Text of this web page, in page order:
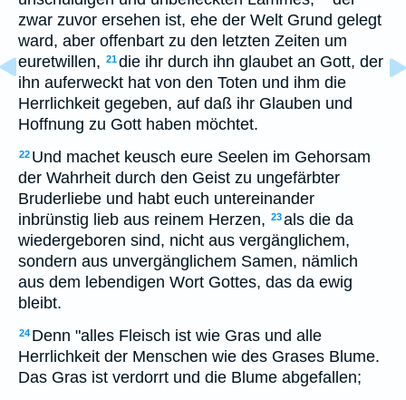
zwar zuvor ersehen ist, ehe der Welt Grund gelegt
ward, aber offenbart zu den letzten Zeiten um
euretwillen, 21die ihr durch ihn glaubet an Gott, der
ihn auferweckt hat von den Toten und ihm die
Herrlichkeit gegeben, auf daß ihr Glauben und
Hoffnung zu Gott haben möchtet.
22 Und machet keusch eure Seelen im Gehorsam
der Wahrheit durch den Geist zu ungefärbter
Bruderliebe und habt euch untereinander
inbrünstig lieb aus reinem Herzen, 23als die da
wiedergeboren sind, nicht aus vergänglichem,
sondern aus unvergänglichem Samen, nämlich
aus dem lebendigen Wort Gottes, das da ewig
bleibt.
24 Denn "alles Fleisch ist wie Gras und alle
Herrlichkeit der Menschen wie des Grases Blume.
Das Gras ist verdorrt und die Blume abgefallen;